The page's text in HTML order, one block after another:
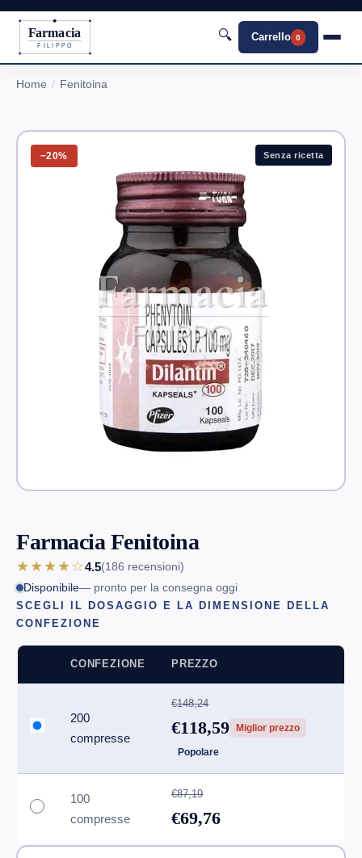
Farmacia
FILIPPO
🔍 Carrello 0
Home Fenitoina
−20% Senza ricetta
Farmacia Fenitoina
★★★★☆4.5(186 recensioni)
Disponibile— pronto per la consegna oggi
SCEGLI IL DOSAGGIO E LA DIMENSIONE DELLA
CONFEZIONE
CONFEZIONE PREZZO
200
compresse
€148,24
€118,59 Miglior prezzo
Popolare
100
compresse
€87,19
€69,76